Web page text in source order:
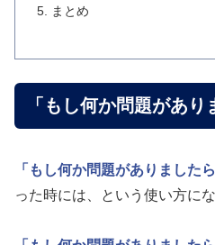
まとめ
「もし何か問題があ
「もし何か問題がありましたら
った時には、という使い方にな